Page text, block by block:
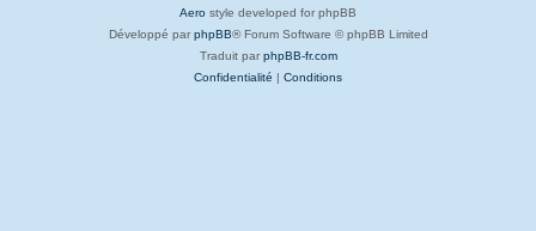
Aero style developed for phpBB
Développé par phpBB® Forum Software © phpBB Limited
Traduit par phpBB-fr.com
Confidentialité | Conditions